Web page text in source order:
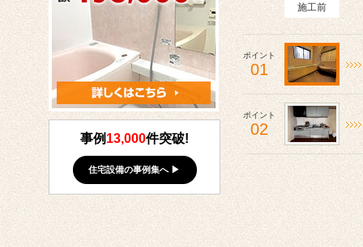
施工前
ポイント
01
ポイント
02
事例 13,000件突破!
住宅設備の事例集へ ▶